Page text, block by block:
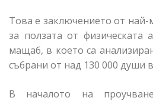
Това е заключението от
за ползата от физическата
мащаб, в което са
събрани от над 130 000 души
В началото на